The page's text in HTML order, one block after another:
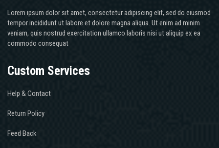
Lorem ipsum dolor sit amet, consectetur adipiscing elit, sed do eiusmod
tempor incididunt ut labore et dolore magna aliqua. Ut enim ad minim
veniam, quis nostrud exercitation ullamco laboris nisi ut aliquip ex ea
commodo consequat
Custom Services
Help & Contact
Return Policy
Feed Back